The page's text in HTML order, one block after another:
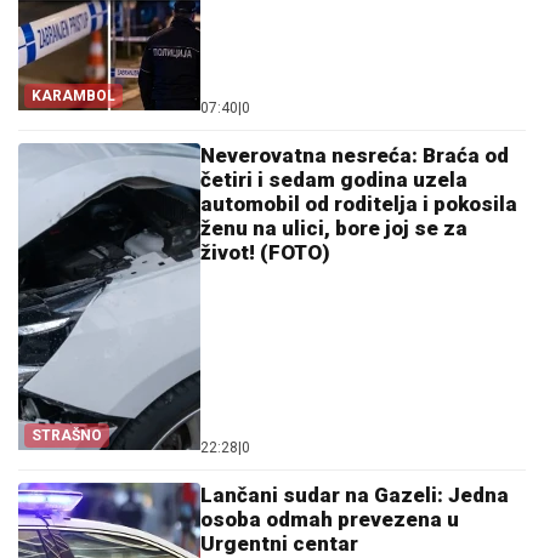
KARAMBOL
07:40 0
STRAŠNO
Neverovatna nesreća: Braća od
četiri i sedam godina uzela
automobil od roditelja i pokosila
ženu na ulici, bore joj se za
život! (FOTO)
22:28 0
Lančani sudar na Gazeli: Jedna
osoba odmah prevezena u
Urgentni centar